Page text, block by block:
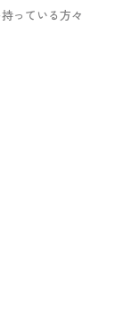
っている方々